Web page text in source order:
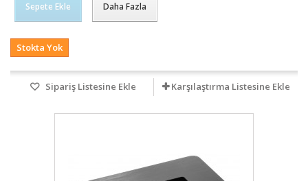
Sepete Ekle Daha Fazla
Stokta Yok
Sipariş Listesine Ekle Karşılaştırma Listesine Ekle